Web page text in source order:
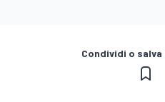
Condividi o